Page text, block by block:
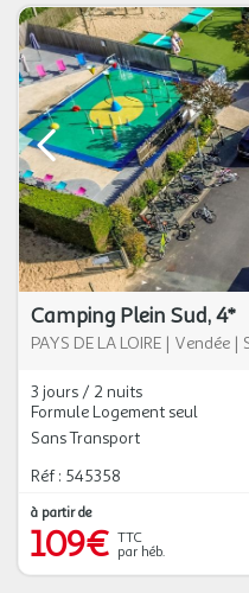
Camping Plein Sud, 4*
PAYS DE LA LOIRE | Vendée |
3 jours / 2 nuits
Formule Logement seul
Sans Transport
Réf : 545358
à partir de
109€ TTC
par héb.